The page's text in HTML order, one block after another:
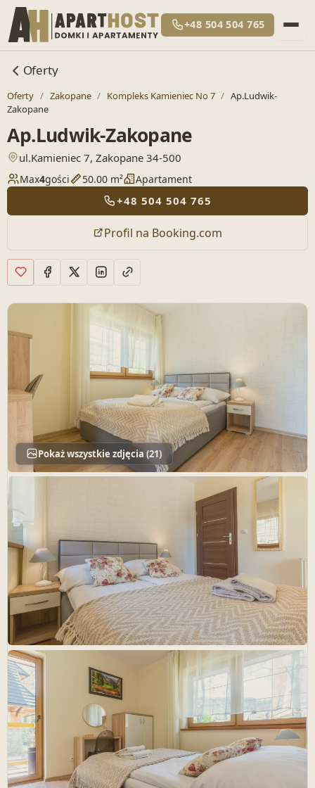
+48 504 504 765
Oferty
Oferty / Zakopane / Kompleks Kamieniec No 7 / Ap.Ludwik-
Zakopane
Ap.Ludwik-Zakopane
ul.Kamieniec 7, Zakopane 34-500
— otwiera lokalizację w Google Maps
Max4gości 50.00 m² Apartament
+48 504 504 765
Profil na Booking.com
Dodaj do ulubionych
Pokaż wszystkie zdjęcia (21)